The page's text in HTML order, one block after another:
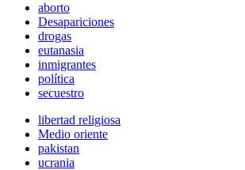
aborto
Desapariciones
drogas
eutanasia
inmigrantes
política
secuestro
libertad religiosa
Medio oriente
pakistan
ucrania